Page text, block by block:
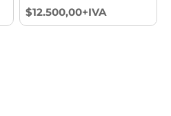
$12.500,00+IVA